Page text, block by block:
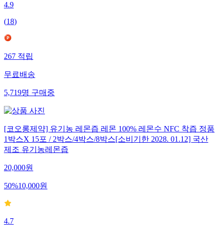
4.9
(18)
267 적립
무료배송
5,719명 구매중
[코오롱제약] 유기농 레몬즙 레몬 100% 레몬수 NFC 착즙 정품
1박스X 15포 / 2박스/4박스/8박스[소비기한 2028. 01.12] 국산
제조 유기농레몬즙
20,000원
50%10,000원
4.7